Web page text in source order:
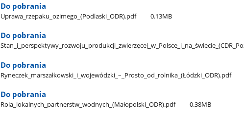
Do pobrania
Uprawa​_rzepaku​_ozimego​_(Podlaski​_ODR).pdf 0.13MB
Do pobrania
Do pobrania
Ryneczek​_marszałkowski​_i​_wojewódzki​_–​_Prosto​_od​_rolnika​_(Łódzki​_ODR).pdf
Do pobrania
Rola​_lokalnych​_partnerstw​_wodnych​_(Małopolski​_ODR).pdf 0.38MB